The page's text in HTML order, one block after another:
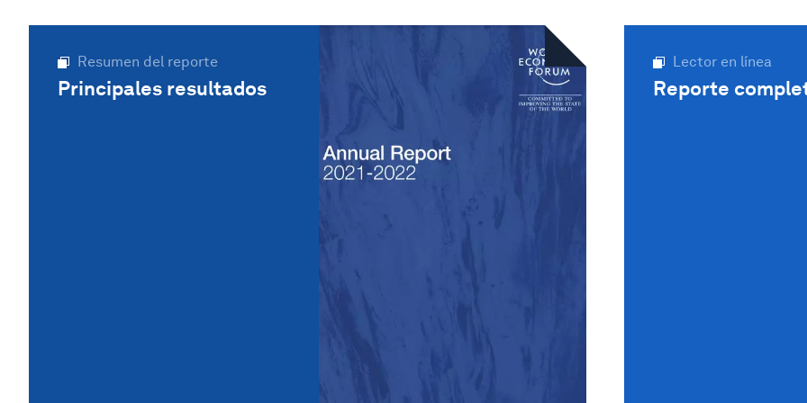
Resumen del reporte
Principales resultados
Lector en línea
Reporte